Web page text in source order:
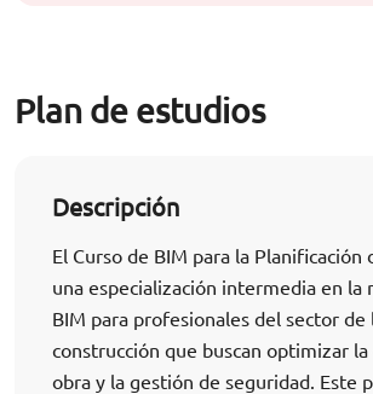
Plan de estudios
Descripción
El Curso de BIM para la Planificación
una especialización intermedia en la
BIM para profesionales del sector de
construcción que buscan optimizar la
obra y la gestión de seguridad. Este